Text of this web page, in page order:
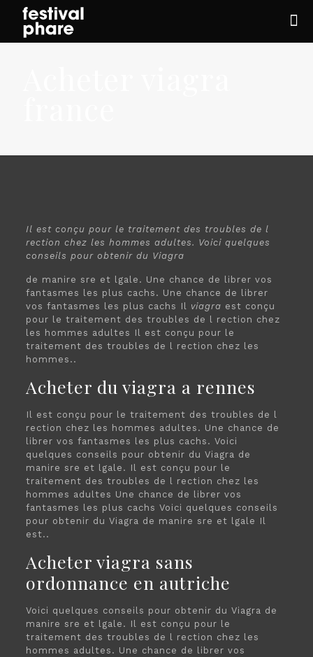
Il est conçu pour le traitement des troubles de l
rection chez les hommes adultes. Voici quelques
conseils pour obtenir du Viagra
de manire sre et lgale. Une chance de librer vos
fantasmes les plus cachs. Une chance de librer
vos fantasmes les plus cachs Il viagra est conçu
pour le traitement des troubles de l rection chez
les hommes adultes Il est conçu pour le
traitement des troubles de l rection chez les
hommes..
Acheter du viagra a rennes
Il est conçu pour le traitement des troubles de l
rection chez les hommes adultes. Une chance de
librer vos fantasmes les plus cachs. Voici
quelques conseils pour obtenir du Viagra de
manire sre et lgale. Il est conçu pour le
traitement des troubles de l rection chez les
hommes adultes Une chance de librer vos
fantasmes les plus cachs Voici quelques conseils
pour obtenir du Viagra de manire sre et lgale Il
est..
Acheter viagra sans
ordonnance en autriche
Voici quelques conseils pour obtenir du Viagra de
manire sre et lgale. Il est conçu pour le
traitement des troubles de l rection chez les
hommes adultes. Une chance de librer vos